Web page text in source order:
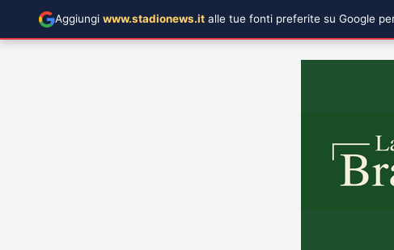
Aggiungi www.stadionews.it alle tue fonti preferite su Google